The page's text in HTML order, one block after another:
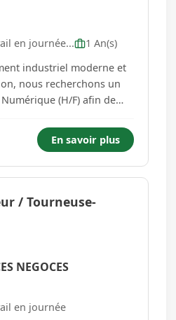
en journée...
1 An(s)
industriel moderne et
nous recherchons un
(H/F) afin de
d'atelier, vous jouez
et la qualité de
En savoir plus
/ Tourneuse-
NEGOCES
en journée